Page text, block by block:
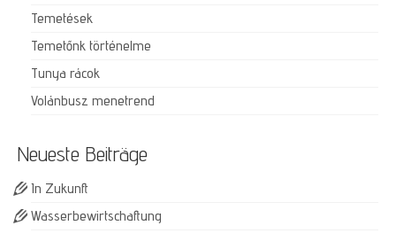
Temetések
Temetőnk történelme
Tunya rácok
Volánbusz menetrend
Neueste Beiträge
In Zukunft
Wasserbewirtschaftung